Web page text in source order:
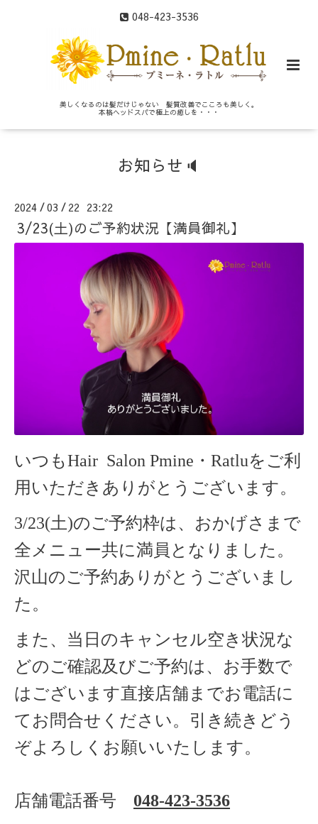
048-423-3536
美しくなるのは髪だけじゃない 髪質改善でこころも美しく。
本格ヘッドスパで極上の癒しを・・・
お知らせ🔈
2024 /03 / 22 23:22
3/23(土)のご予約状況【満員御礼】
いつもHair Salon Pmine・Ratluをご利
用いただきありがとうございます。
3/23(土)のご予約枠は、おかげさまで
全メニュー共に満員となりました。
沢山のご予約ありがとうございまし
た。
また、当日のキャンセル空き状況な
どのご確認及びご予約は、お手数で
はございます直接店舗までお電話に
てお問合せください。引き続きどう
ぞよろしくお願いいたします。
店舗電話番号 048-423-3536